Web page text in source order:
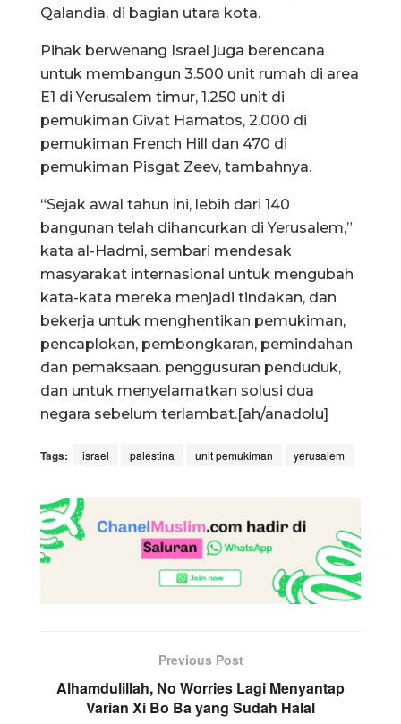
Qalandia, di bagian utara kota.
Pihak berwenang Israel juga berencana
untuk membangun 3.500 unit rumah di area
E1 di Yerusalem timur, 1.250 unit di
pemukiman Givat Hamatos, 2.000 di
pemukiman French Hill dan 470 di
pemukiman Pisgat Zeev, tambahnya.
“Sejak awal tahun ini, lebih dari 140
bangunan telah dihancurkan di Yerusalem,”
kata al-Hadmi, sembari mendesak
masyarakat internasional untuk mengubah
kata-kata mereka menjadi tindakan, dan
bekerja untuk menghentikan pemukiman,
pencaplokan, pembongkaran, pemindahan
dan pemaksaan. penggusuran penduduk,
dan untuk menyelamatkan solusi dua
negara sebelum terlambat.[ah/anadolu]
Tags: israel palestina unit pemukiman yerusalem
Previous Post
Alhamdulillah, No Worries Lagi Menyantap
Varian Xi Bo Ba yang Sudah Halal